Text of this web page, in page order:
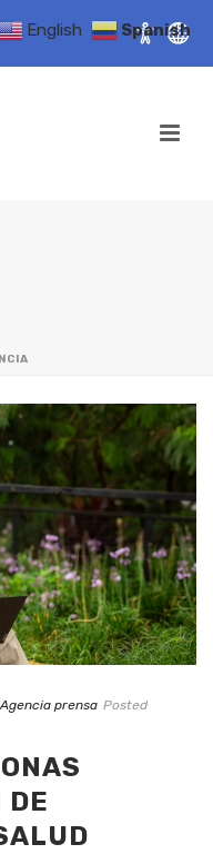
Agencia prensa Posted
DE
English Spanish